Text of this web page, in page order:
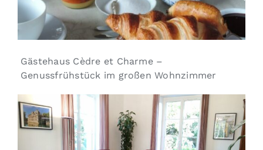
Gästehaus Cèdre et Charme –
Genussfrühstück im großen Wohnzimmer